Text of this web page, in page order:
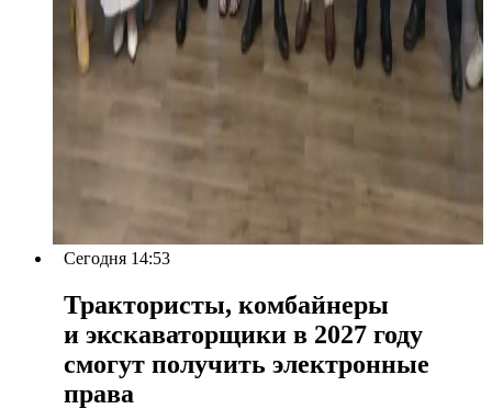
Сегодня 14:53
Трактористы, комбайнеры
и экскаваторщики в 2027 году
смогут получить электронные
права